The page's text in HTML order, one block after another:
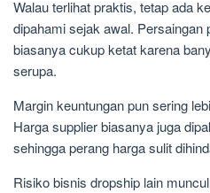
Walau terlihat praktis, tetap ada
dipahami sejak awal. Persaingan
biasanya cukup ketat karena
serupa.
Margin keuntungan pun sering
Harga supplier biasanya juga
sehingga perang harga sulit
Risiko bisnis dropship lain